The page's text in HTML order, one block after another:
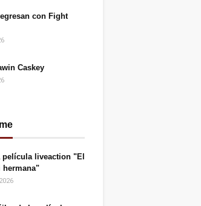
con Fight
Caskey
película liveaction "El
hermana"